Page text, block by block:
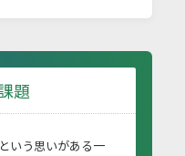
題
いう思いがある一